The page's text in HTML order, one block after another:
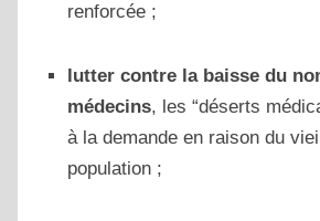
renforcée ;
lutter contre la baisse du
médecins, les “déserts
à la demande en raison du
population ;